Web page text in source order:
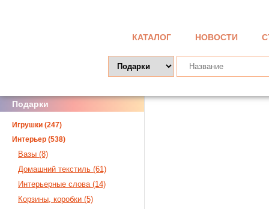
КАТАЛОГ НОВОСТИ
Подарки
Игрушки (247)
Интерьер (538)
Вазы (8)
Домашний текстиль (61)
Интерьерные слова (14)
Корзины, коробки (5)